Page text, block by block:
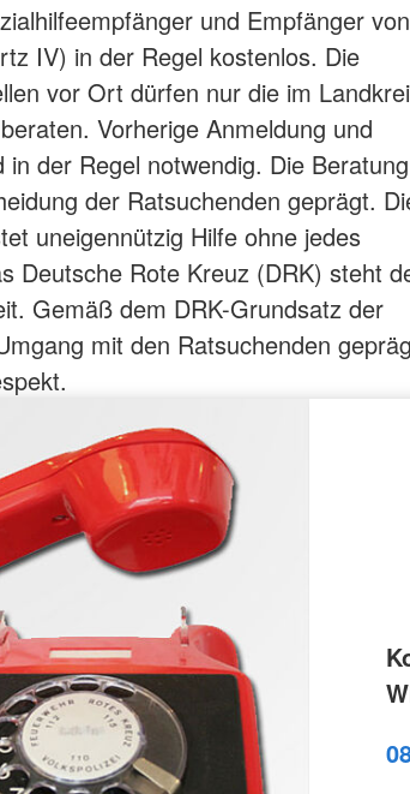
und Empfänger von
IV) in der Regel kostenlos. Die
vor Ort dürfen nur die im
Vorherige Anmeldung und
in der Regel notwendig. Die
der Ratsuchenden geprägt.
uneigennützig Hilfe ohne jedes
Deutsche Rote Kreuz (DRK) steht
Gemäß dem DRK-Grundsatz der
mit den Ratsuchenden